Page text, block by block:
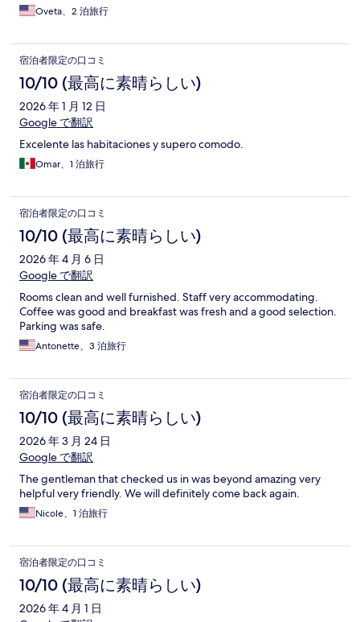
Oveta、2 泊旅行
宿泊者限定の口コミ
10/10 (最高に素晴らしい)
2026 年 1 月 12 日
Google で翻訳
Excelente las habitaciones y supero comodo.
Omar、1 泊旅行
宿泊者限定の口コミ
10/10 (最高に素晴らしい)
2026 年 4 月 6 日
Google で翻訳
Rooms clean and well furnished. Staff very accommodating.
Coffee was good and breakfast was fresh and a good selection.
Parking was safe.
Antonette、3 泊旅行
宿泊者限定の口コミ
10/10 (最高に素晴らしい)
2026 年 3 月 24 日
Google で翻訳
The gentleman that checked us in was beyond amazing very
helpful very friendly. We will definitely come back again.
Nicole、1 泊旅行
宿泊者限定の口コミ
10/10 (最高に素晴らしい)
2026 年 4 月 1 日